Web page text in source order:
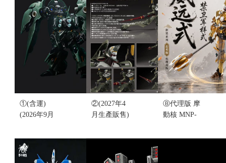
①(含運)
(2026年9月
克西斯模玩
奧西里斯之
翼 1/100 大
②(2027年4
月生產販售)
MODEROID
劇場版 暫設
Ⓑ代理版 摩
動核 MNP-
級 威遠式 禁